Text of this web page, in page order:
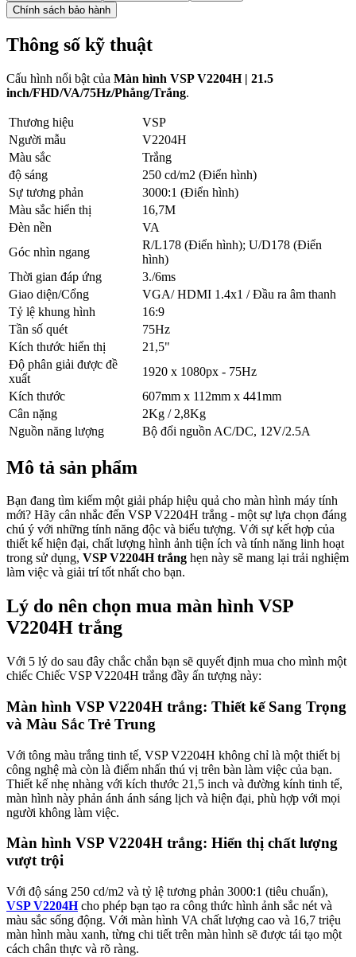
Chính sách bảo hành
Thông số kỹ thuật
Cấu hình nổi bật của Màn hình VSP V2204H | 21.5
inch/FHD/VA/75Hz/Phẳng/Trắng.
Thương hiệu
VSP
Người mẫu
V2204H
Màu sắc
Trắng
độ sáng
250 cd/m2 (Điển hình)
Sự tương phản
3000:1 (Điển hình)
Màu sắc hiển thị
16,7M
Đèn nền
VA
Góc nhìn ngang
R/L178 (Điển hình); U/D178 (Điển
hình)
Thời gian đáp ứng
3./6ms
Giao diện/Cổng
VGA/ HDMI 1.4x1 / Đầu ra âm thanh
Tỷ lệ khung hình
16:9
Tần số quét
75Hz
Kích thước hiển thị
21,5"
Độ phân giải được đề
xuất
1920 x 1080px - 75Hz
Kích thước
607mm x 112mm x 441mm
Cân nặng
2Kg / 2,8Kg
Nguồn năng lượng
Bộ đổi nguồn AC/DC, 12V/2.5A
Mô tả sản phẩm
Bạn đang tìm kiếm một giải pháp hiệu quả cho màn hình máy tính
mới? Hãy cân nhắc đến VSP V2204H trắng - một sự lựa chọn đáng
chú ý với những tính năng độc và biểu tượng. Với sự kết hợp của
thiết kế hiện đại, chất lượng hình ảnh tiện ích và tính năng linh hoạt
trong sử dụng, VSP V2204H trắng hẹn này sẽ mang lại trải nghiệm
làm việc và giải trí tốt nhất cho bạn.
Lý do nên chọn mua màn hình VSP
V2204H trắng
Với 5 lý do sau đây chắc chắn bạn sẽ quyết định mua cho mình một
chiếc Chiếc VSP V2204H trắng đầy ấn tượng này:
Màn hình VSP V2204H trắng: Thiết kế Sang Trọng
và Màu Sắc Trẻ Trung
Với tông màu trắng tinh tế, VSP V2204H không chỉ là một thiết bị
công nghệ mà còn là điểm nhấn thú vị trên bàn làm việc của bạn.
Thiết kế nhẹ nhàng với kích thước 21,5 inch và đường kính tinh tế,
màn hình này phản ánh ánh sáng lịch và hiện đại, phù hợp với mọi
người không làm việc.
Màn hình VSP V2204H trắng: Hiển thị chất lượng
vượt trội
Với độ sáng 250 cd/m2 và tỷ lệ tương phản 3000:1 (tiêu chuẩn),
VSP V2204Hcho phép bạn tạo ra công thức hình ảnh sắc nét và
màu sắc sống động. Với màn hình VA chất lượng cao và 16,7 triệu
màn hình màu xanh, từng chi tiết trên màn hình sẽ được tái tạo một
cách chân thực và rõ ràng.